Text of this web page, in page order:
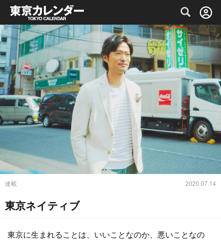
グルメ情報・プレミアムレストラン予約
連載 2020.07.14
東京ネイティブ
東京に生まれることは、いいことなのか、悪いことなの